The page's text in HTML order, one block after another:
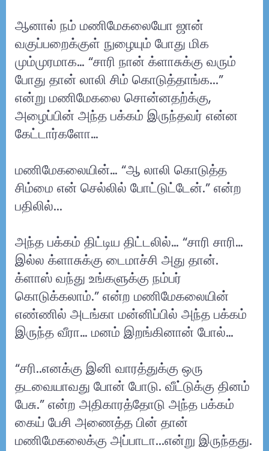
ஆனால் நம் மணிமேகலையோ ஜான்
வகுப்பறைக்குள் நுழையும் போது மிக
மும்முரமாக… “சாரி நான் க்ளாசுக்கு வரும்
போது தான் லாலி சிம் கொடுத்தாங்க...”
என்று மணிமேகலை சொன்னதற்க்கு,
அழைப்பின் அந்த பக்கம் இருந்தவர் என்ன
கேட்டார்களோ…
மணிமேகலையின்… “ஆ லாலி கொடுத்த
சிம்மை என் செல்லில் போட்டுட்டேன்.” என்ற
பதிலில்...
அந்த பக்கம் திட்டிய திட்டலில்… “சாரி சாரி…
இல்ல க்ளாசுக்கு டைமாச்சி அது தான்.
க்ளாஸ் வந்து உங்களுக்கு நம்பர்
கொடுக்கலாம்.” என்ற மணிமேகலையின்
எண்ணில் அடங்கா மன்னிப்பில் அந்த பக்கம்
இருந்த வீரா… மனம் இறங்கினான் போல்…
“சரி..எனக்கு இனி வாரத்துக்கு ஒரு
தடவையாவது போன் போடு. வீட்டுக்கு தினம்
பேசு.” என்ற அதிகாரத்தோடு அந்த பக்கம்
கைய் பேசி அணைத்த பின் தான்
மணிமேகலைக்கு அப்பாடா...என்று இருந்தது.